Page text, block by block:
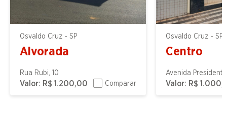
Osvaldo Cruz - SP
Alvorada
Rua Rubi, 10
Valor: R$ 1.200,00 Comparar
Osvaldo Cruz - SP
Centro
Avenida
Valor: R$